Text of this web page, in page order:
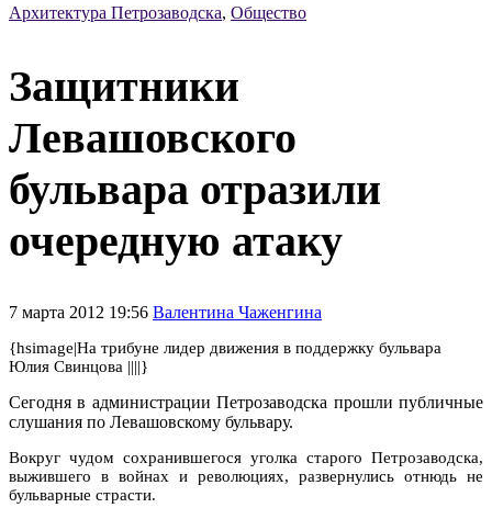
Архитектура Петрозаводска, Общество
Защитники
Левашовского
бульвара отразили
очередную атаку
7 марта 2012 19:56 Валентина Чаженгина
{hsimage|На трибуне лидер движения в поддержку бульвара
Юлия Свинцова ||||}
Сегодня в администрации Петрозаводска прошли публичные
слушания по Левашовскому бульвару.
Вокруг чудом сохранившегося уголка старого Петрозаводска,
выжившего в войнах и революциях, развернулись отнюдь не
бульварные страсти.